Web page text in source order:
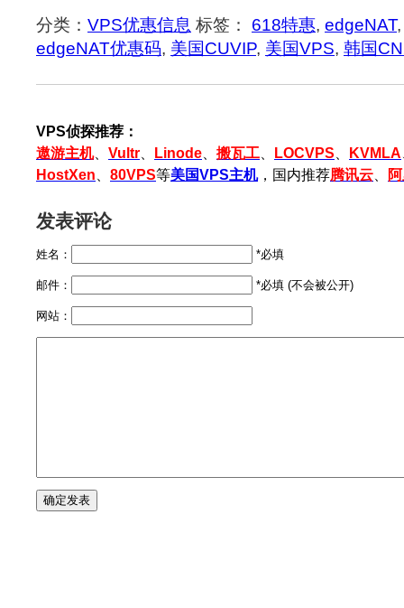
分类： VPS优惠信息 标签： 618特惠, edgeNAT,
edgeNAT优惠码, 美国CUVIP, 美国VPS, 韩国
VPS侦探推荐：
遨游主机、 Vultr Linode 搬瓦工 LOCVPS KVMLA
HostXen
80VPS等美国VPS主机，国内推荐腾讯云
发表评论
姓名： *必填
邮件： *必填 (不会被公开)
网站：